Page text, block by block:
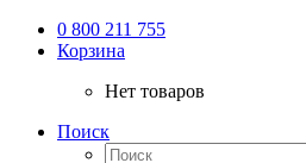
0 800 211 755
Корзина
Нет товаров
Поиск